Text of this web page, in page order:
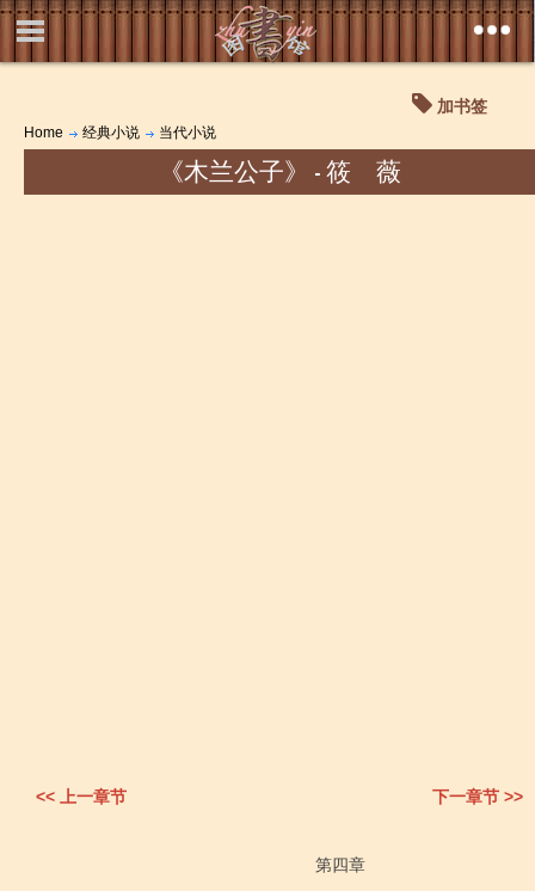
加书签
Home 经典小说 当代小说
《木兰公子》 - 筱 薇
<< 上一章节 下一章节 >>